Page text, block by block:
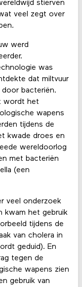
stierven
veel zegt over
werd
was
dat miltvuur
bacteriën.
wordt het
wapens
tijdens de
kwade droes en
wereldoorlog
met bacteriën
(een
veel onderzoek
kwam het gebruik
tijdens de
van cholera in
geduid). En
tegen de
wapens zien
gebruik van